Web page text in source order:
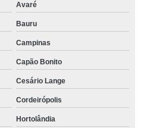
Avaré
Bauru
Campinas
Capão Bonito
Cesário Lange
Cordeirópolis
Hortolândia